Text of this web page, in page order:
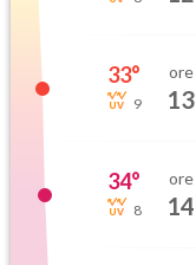
33°
9
ore
13
34°
8
ore
14